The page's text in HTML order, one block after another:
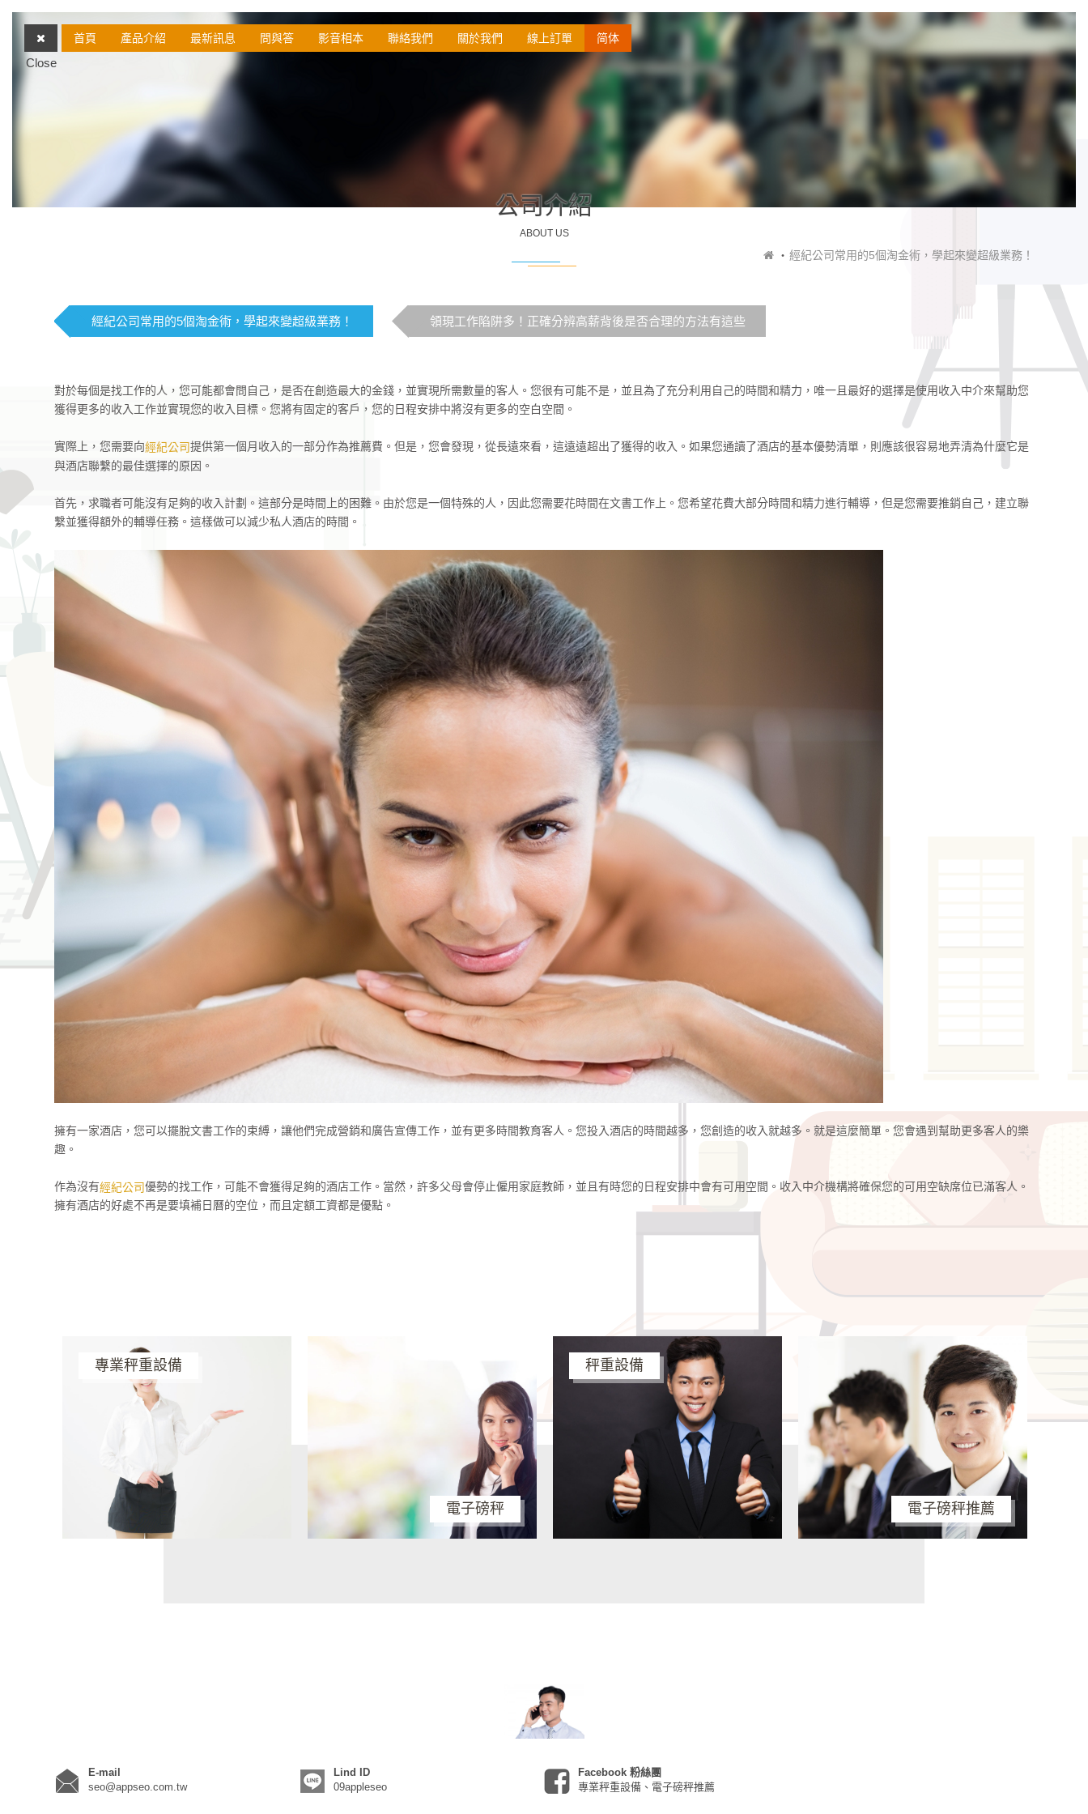
Close
首頁 產品介紹 最新訊息 問與答 影音相本 聯絡我們 關於我們 線上訂單 简体
公司介紹
ABOUT US
經紀公司常用的5個淘金術，學起來變超級業務！
經紀公司常用的5個淘金術，學起來變超級業務！ 領現工作陷阱多！正確分辨高薪背後是否合理的方法有這些
對於每個是找工作的人，您可能都會問自己，是否在創造最大的金錢，並實現所需數量的客人。您很有可能不是，並且為了充分利用自己的時間和精力，唯一且最好的選擇是使用收入中介來幫助您
獲得更多的收入工作並實現您的收入目標。您將有固定的客戶，您的日程安排中將沒有更多的空白空間。
實際上，您需要向經紀公司提供第一個月收入的一部分作為推薦費。但是，您會發現，從長遠來看，這遠遠超出了獲得的收入。如果您通讀了酒店的基本優勢清單，則應該很容易地弄清為什麼它是
與酒店聯繫的最佳選擇的原因。
首先，求職者可能沒有足夠的收入計劃。這部分是時間上的困難。由於您是一個特殊的人，因此您需要花時間在文書工作上。您希望花費大部分時間和精力進行輔導，但是您需要推銷自己，建立聯
繫並獲得額外的輔導任務。這樣做可以減少私人酒店的時間。
擁有一家酒店，您可以擺脫文書工作的束縛，讓他們完成營銷和廣告宣傳工作，並有更多時間教育客人。您投入酒店的時間越多，您創造的收入就越多。就是這麼簡單。您會遇到幫助更多客人的樂
趣。
作為沒有經紀公司優勢的找工作，可能不會獲得足夠的酒店工作。當然，許多父母會停止僱用家庭教師，並且有時您的日程安排中會有可用空間。收入中介機構將確保您的可用空缺席位已滿客人。
擁有酒店的好處不再是要填補日曆的空位，而且定額工資都是優點。
專業秤重設備
電子磅秤
秤重設備
電子磅秤推薦
E-mail
seo@appseo.com.tw
Lind ID
09appleseo
Facebook 粉絲團
專業秤重設備、電子磅秤推薦